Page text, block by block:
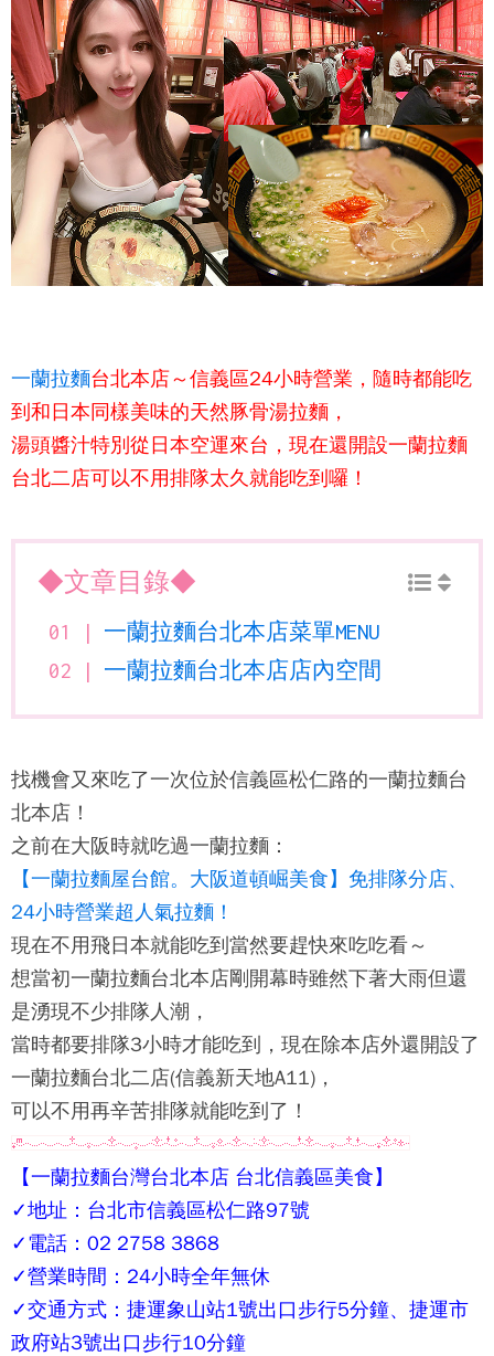
一蘭拉麵台北本店～信義區24小時營業，隨時都能吃
到和日本同樣美味的天然豚骨湯拉麵 ，
湯頭醬汁特別從日本空運來台，現在還開設一蘭拉麵
台北二店可以不用排隊太久就能吃到囉！
◆文章目錄◆
一蘭拉麵台北本店菜單MENU
一蘭拉麵台北本店店內空間
找機會又來吃了一次位於信義區松仁路的一蘭拉麵台
北本店 ！
之前在大阪時就吃過一蘭拉麵：
【一蘭拉麵屋台館。大阪道頓崛美食】免排隊分店、
24小時營業超人氣拉麵！
現在不用飛日本就能吃到當然要趕快來吃吃看～
想當初一蘭拉麵台北本店剛開幕時雖然下著大雨但還
是湧現不少排隊人潮，
當時都要排隊3小時才能吃到，現在除本店外還開設了
一蘭拉麵台北二店(信義新天地A11)，
可以不用再辛苦排隊就能吃到了！
【一蘭拉麵台灣台北本店 台北信義區美食】
✓地址：台北市信義區松仁路97號
✓電話：02 2758 3868
✓營業時間：24小時全年無休
✓交通方式：捷運象山站1號出口步行5分鐘、捷運市
政府站3號出口步行10分鐘